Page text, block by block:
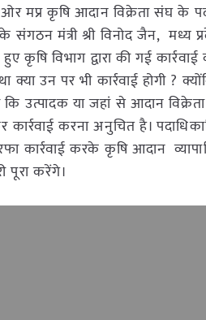
मप्र कृषि आदान विक्रेता संघ के
संगठन मंत्री श्री विनोद जैन, मध्य
कृषि विभाग द्वारा की गई
क्या उन पर भी कार्रवाई होगी
कि उत्पादक या जहां से आदान
कार्रवाई करना अनुचित है।
कार्रवाई करके कृषि आदान
पूरा करेंगे।